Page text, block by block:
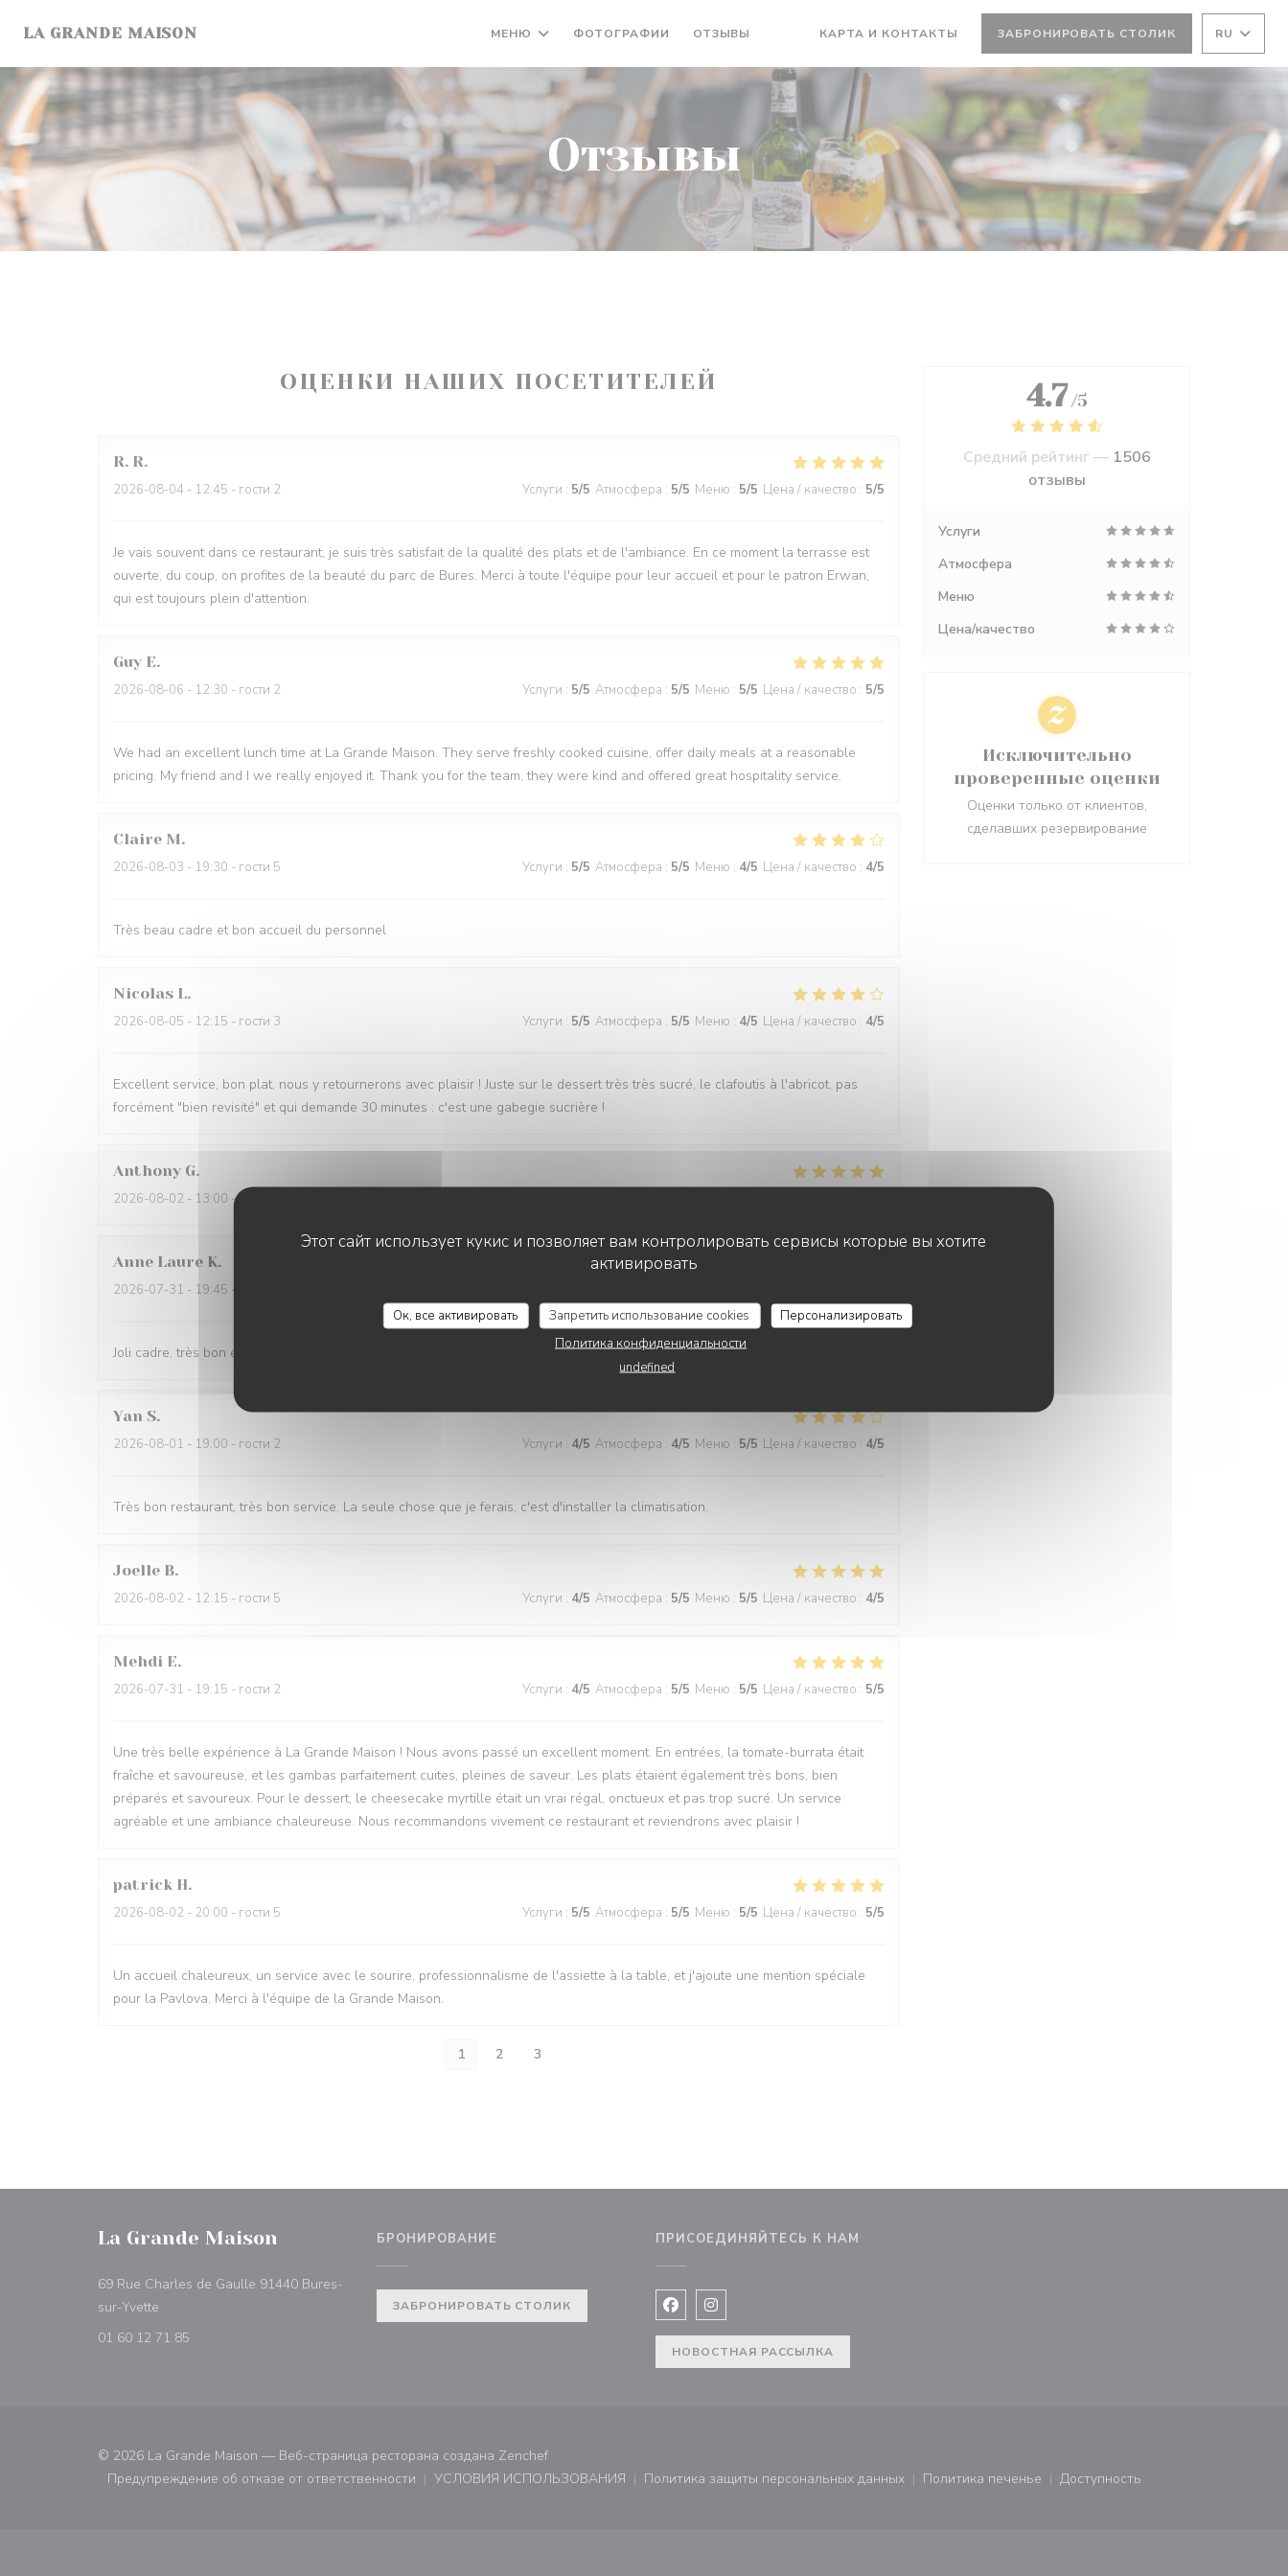
Этот сайт использует кукис и позволяет вам контролировать сервисы которые вы хотите
активировать
Ок, все активировать Запретить использование cookies
Персонализировать
Политика конфиденциальности
undefined
LA GRANDE MAISON МЕНЮ ФОТОГРАФИИ ОТЗЫВЫ КАРТА И КОНТАКТЫ ЗАБРОНИРОВАТЬ СТОЛИК RU
Отзывы
ОЦЕНКИ НАШИХ ПОСЕТИТЕЛЕЙ
R. R
2026-08-04 - 12:45 - гости 2 Услуги : 5/5 Атмосфера : 5/5 Меню : 5/5 Цена / качество : 5/5
Je vais souvent dans ce restaurant, je suis très satisfait de la qualité des plats et de l'ambiance. En ce moment la terrasse est
ouverte, du coup, on profites de la beauté du parc de Bures. Merci à toute l'équipe pour leur accueil et pour le patron Erwan,
qui est toujours plein d'attention.
Guy E
2026-08-06 - 12:30 - гости 2 Услуги : 5/5 Атмосфера : 5/5 Меню : 5/5 Цена / качество : 5/5
We had an excellent lunch time at La Grande Maison. They serve freshly cooked cuisine, offer daily meals at a reasonable
pricing. My friend and I we really enjoyed it. Thank you for the team, they were kind and offered great hospitality service.
Claire M
2026-08-03 - 19:30 - гости 5 Услуги : 5/5 Атмосфера : 5/5 Меню : 4/5 Цена / качество : 4/5
Très beau cadre et bon accueil du personnel
Nicolas L
2026-08-05 - 12:15 - гости 3 Услуги : 5/5 Атмосфера : 5/5 Меню : 4/5 Цена / качество : 4/5
Excellent service, bon plat, nous y retournerons avec plaisir ! Juste sur le dessert très très sucré, le clafoutis à l'abricot, pas
forcément "bien revisité" et qui demande 30 minutes : c'est une gabegie sucrière !
Anthony G
2026-08-02 - 13:00 - гости 2
Anne Laure K
2026-07-31 - 19:45 - гости 3
Joli cadre, très bon et serveurs sympathiques
Yan S
2026-08-01 - 19:00 - гости 2 Услуги : 4/5 Атмосфера : 4/5 Меню : 5/5 Цена / качество : 4/5
Très bon restaurant, très bon service. La seule chose que je ferais, c'est d'installer la climatisation.
Joelle B
2026-08-02 - 12:15 - гости 5 Услуги : 4/5 Атмосфера : 5/5 Меню : 5/5 Цена / качество : 4/5
Mehdi E
2026-07-31 - 19:15 - гости 2 Услуги : 4/5 Атмосфера : 5/5 Меню : 5/5 Цена / качество : 5/5
Une très belle expérience à La Grande Maison ! Nous avons passé un excellent moment. En entrées, la tomate-burrata était
fraîche et savoureuse, et les gambas parfaitement cuites, pleines de saveur. Les plats étaient également très bons, bien
préparés et savoureux. Pour le dessert, le cheesecake myrtille était un vrai régal, onctueux et pas trop sucré. Un service
agréable et une ambiance chaleureuse. Nous recommandons vivement ce restaurant et reviendrons avec plaisir !
patrick H
2026-08-02 - 20:00 - гости 5 Услуги : 5/5 Атмосфера : 5/5 Меню : 5/5 Цена / качество : 5/5
Un accueil chaleureux, un service avec le sourire, professionnalisme de l'assiette à la table, et j'ajoute une mention spéciale
pour la Pavlova. Merci à l'équipe de la Grande Maison.
1 2 3
4.7 /5
Средний рейтинг — 1506
отзывы
Услуги
Атмосфера
Меню
Цена/качество
Исключительно
проверенные оценки
Оценки только от клиентов,
сделавших резервирование
La Grande Maison
69 Rue Charles de Gaulle 91440 Bures-
sur-Yvette
01 60 12 71 85
БРОНИРОВАНИЕ
ЗАБРОНИРОВАТЬ СТОЛИК
ПРИСОЕДИНЯЙТЕСЬ К НАМ
Facebook ((открывается в новом окне))
Instagram ((открывается в новом окне))
НОВОСТНАЯ РАССЫЛКА
© 2026 La Grande Maison — Веб-страница ресторана создана Zenchef((открывается в новом окне))
Предупреждение об отказе от ответственности
((открывается в новом окне))
УСЛОВИЯ ИСПОЛЬЗОВАНИЯ
((открывается в новом окне))
Политика защиты персональных данных
((открывается в новом окне))
Политика печенье
((открывается в новом окне))
Доступность
((открывается в новом окне))
LA GRANDE MAISON